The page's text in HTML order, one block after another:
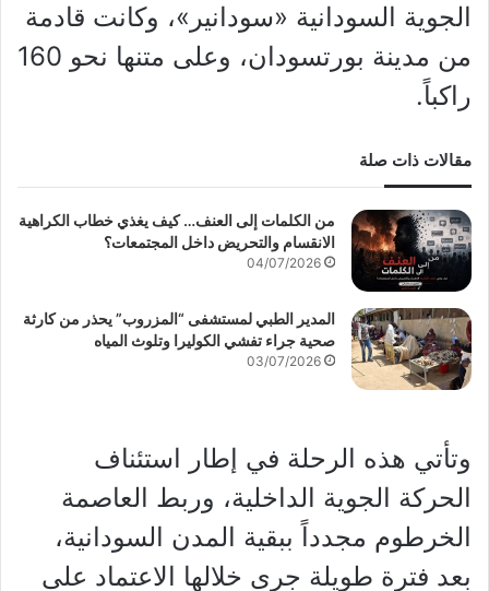
الجوية السودانية «سودانير»، وكانت قادمة
من مدينة بورتسودان، وعلى متنها نحو 160
راكباً.
مقالات ذات صلة
من الكلمات إلى العنف… كيف يغذي خطاب الكراهية
الانقسام والتحريض داخل المجتمعات؟
04/07/2026
المدير الطبي لمستشفى “المزروب” يحذر من كارثة
صحية جراء تفشي الكوليرا وتلوث المياه
03/07/2026
وتأتي هذه الرحلة في إطار استئناف
الحركة الجوية الداخلية، وربط العاصمة
الخرطوم مجدداً ببقية المدن السودانية،
بعد فترة طويلة جرى خلالها الاعتماد على